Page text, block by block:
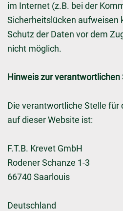
im Internet (z.B. bei der
Sicherheitslücken aufweisen
Schutz der Daten vor dem
nicht möglich.
Hinweis zur verantwortlichen
Die verantwortliche Stelle für
auf dieser Website ist:
F.T.B. Krevet GmbH
Rodener Schanze 1-3
66740 Saarlouis
Deutschland